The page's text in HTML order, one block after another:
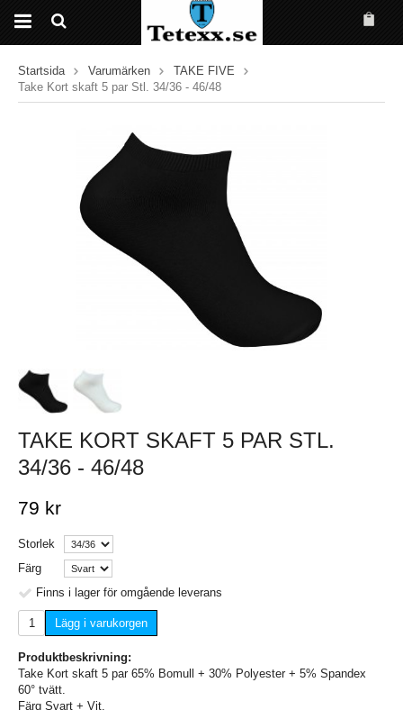
Startsida Varumärken
TAKE FIVE
Take Kort skaft 5 par Stl. 34/36 - 46/48
TAKE KORT SKAFT 5 PAR STL.
34/36 - 46/48
79 kr
Storlek
Färg
Finns i lager för omgående leverans
Lägg i varukorgen
Produktbeskrivning:
Take Kort skaft 5 par 65% Bomull + 30% Polyester + 5% Spandex
60° tvätt.
Färg Svart + Vit.